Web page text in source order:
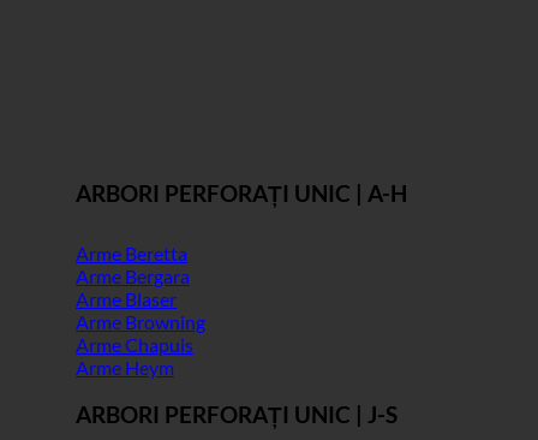
ARBORI PERFORAȚI UNIC | A-H
Arme Beretta
Arme Bergara
Arme Blaser
Arme Browning
Arme Chapuis
Arme Heym
ARBORI PERFORAȚI UNIC | J-S